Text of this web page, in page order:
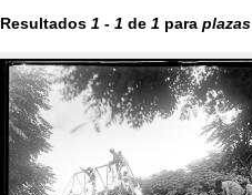
Resultados 1 - 1 de 1 para plazas